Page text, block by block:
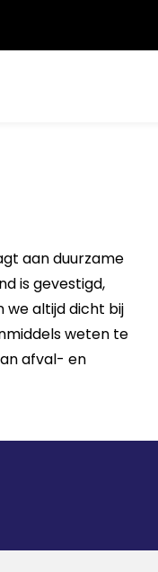
aan duurzame
is gevestigd,
we altijd dicht bij
weten te
afval- en